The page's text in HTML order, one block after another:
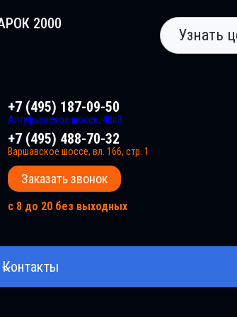
2000
Узнать
+7 (495) 187-09-50
Алтуфьевское шоссе, 48к3
+7 (495) 488-70-32
Варшавское шоссе, вл. 166, стр. 1
Заказать звонок
с 8 до 20 без выходных
Контакты